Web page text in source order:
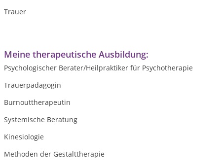
Trauer
Meine therapeutische Ausbildung:
Psychologischer Berater/Heilpraktiker für Psychotherapie
Trauerpädagogin
Burnouttherapeutin
Systemische Beratung
Kinesiologie
Methoden der Gestalttherapie